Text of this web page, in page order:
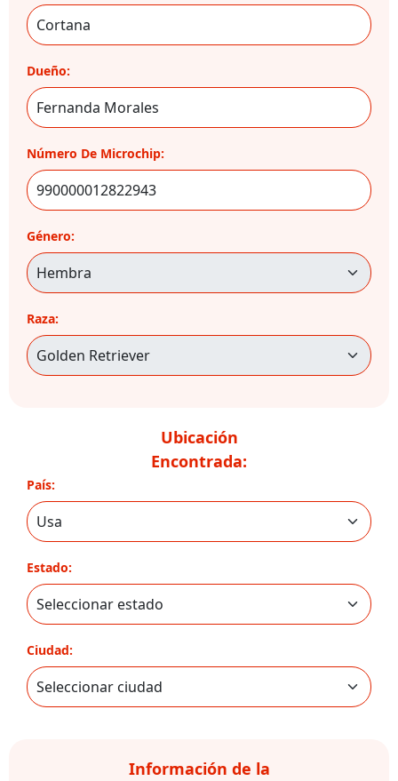
Dueño:
Número De Microchip:
Género:
Raza:
Ubicación
Encontrada:
País:
Estado:
Ciudad:
Información de la